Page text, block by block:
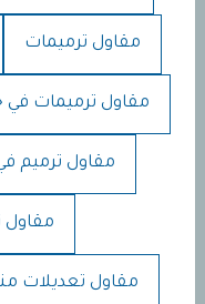
مقاول ترميمات
مقاول ترميمات في
مقاول ترميم
مقاول تعديلات